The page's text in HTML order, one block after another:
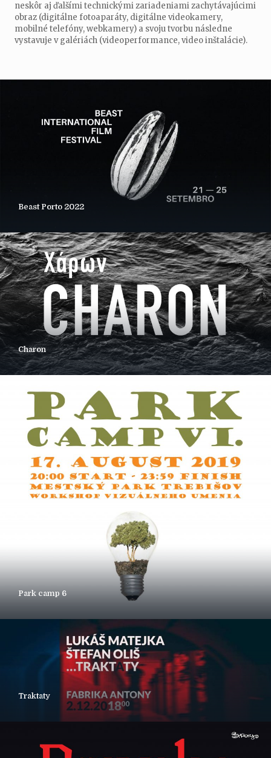
neskôr aj ďalšími technickými zariadeniami zachytávajúcimi
obraz (digitálne fotoaparáty, digitálne videokamery,
mobilné telefóny, webkamery) a svoju tvorbu následne
vystavuje v galériách (videoperformance, video inštalácie).
Beast Porto 2022
Charon
Park camp 6
Traktaty